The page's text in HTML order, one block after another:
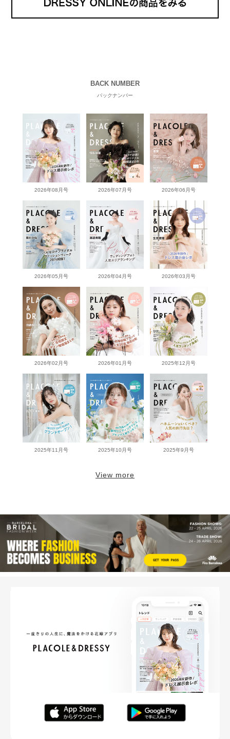
BACK NUMBER
バックナンバー
2026年08月号 2026年07月号 2026年06月号
2026年05月号 2026年04月号 2026年03月号
2026年02月号 2026年01月号 2025年12月号
2025年11月号 2025年10月号 2025年9月号
View more